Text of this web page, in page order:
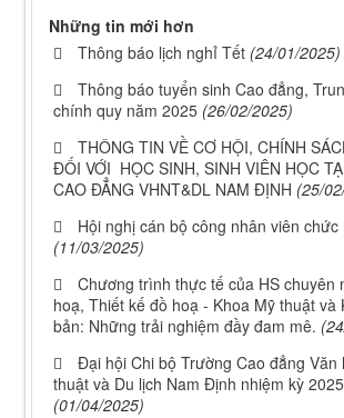
Những tin mới hơn
Thông báo lịch nghỉ Tết (24/01/2025)
Thông báo tuyển sinh Cao đẳng,
chính quy năm 2025 (26/02/2025)
THÔNG TIN VỀ CƠ HỘI, CHÍNH
ĐỐI VỚI HỌC SINH, SINH VIÊN HỌC
CAO ĐẲNG VHNT&DL NAM ĐỊNH (25/
Hội nghị cán bộ công nhân viên
(11/03/2025)
Chương trình thực tế của HS chuyên
hoạ, Thiết kế đồ hoạ - Khoa Mỹ thuật và
bản: Những trải nghiệm đầy đam mê.
Đại hội Chi bộ Trường Cao đẳng Văn
thuật và Du lịch Nam Định nhiệm kỳ
(01/04/2025)